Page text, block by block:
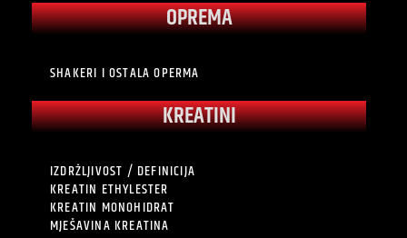
OPREMA
SHAKERI I OSTALA OPERMA
KREATINI
IZDRŽLJIVOST / DEFINICIJA
KREATIN ETHYLESTER
KREATIN MONOHIDRAT
MJEŠAVINA KREATINA